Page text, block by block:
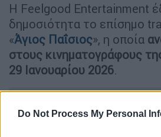
Do Not Process My Personal
Η Feelgood Entertainment
δημοσιότητα το επίσημο
«Άγιος Παΐσιος», η οποία
στους κινηματογράφους
29 Ιανουαρίου 2026.